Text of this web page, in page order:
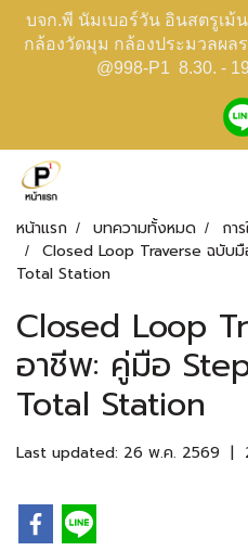
บจก.พี นัมเบอร์วัน อินสตรูเม้
กล้องวัดมุม กล้องประมวลผ
@998-P1 8.30. -
หน้าแรก บทความทั้งหมด
กา
Closed Loop Traverse ฉบั
Total Station
Closed Loop
อาชีพ: คู่มือ
Total Station
Last updated: 26 พ.ค. 2569 |